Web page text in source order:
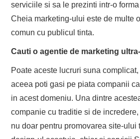
serviciile si sa le prezinti intr-o
Cheia marketing-ului este de multe
comun cu publicul tinta.
Cauti o agentie de marketing
Poate aceste lucruri suna
aceea poti gasi pe piata companii
in acest domeniu. Una dintre
companie cu traditie si de
nu doar pentru promovarea site-ului